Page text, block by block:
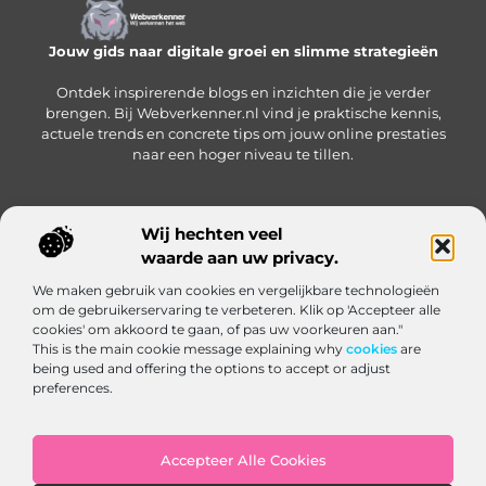
Wij hechten veel
waarde aan uw privacy.
We maken gebruik van cookies en vergelijkbare technologieën
om de gebruikerservaring te verbeteren. Klik op 'Accepteer alle
cookies' om akkoord te gaan, of pas uw voorkeuren aan."
This is the main cookie message explaining why cookies are
being used and offering the options to accept or adjust
preferences.
Accepteer Alle Cookies
Jouw gids naar digitale groei en slimme strategieën
Ontdek inspirerende blogs en inzichten die je verder
brengen. Bij Webverkenner.nl vind je praktische kennis,
actuele trends en concrete tips om jouw online prestaties
naar een hoger niveau te tillen.
Onze informatie
Bericht categorie
Website index Cookiebeleid (EU)